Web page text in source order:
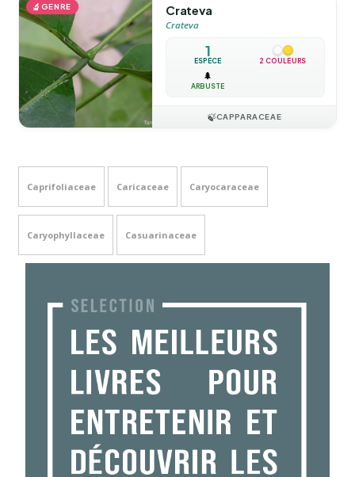
🔬 GENRE Crateva
Crateva
1
ESPÈCE 2 COULEURS
🌲
ARBUSTE
🍃CAPPARACEAE
Caprifoliaceae Caricaceae Caryocaraceae
Caryophyllaceae Casuarinaceae